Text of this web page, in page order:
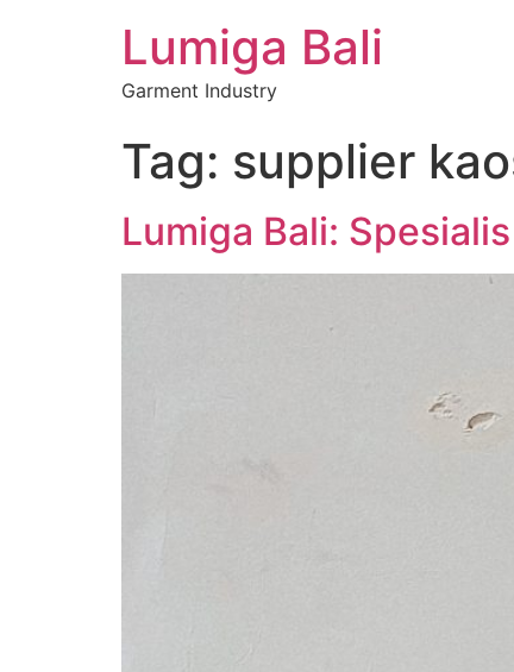
Lumiga Bali
Garment Industry
Tag: supplier
Lumiga Bali: